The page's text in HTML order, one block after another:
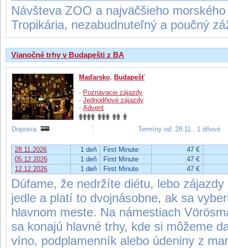
Návšteva ZOO a najväčšieho
Tropikária, nezabudnuteľný a poučný
Vianočné trhy v Budapešti z BA
Maďarsko, Budapešť
- Poznávacie zájazdy
- Jednodňové zájazdy
- Advent
Doprava: Termíny od: 28.11., 1 dňové
28.11.2026 1 deň First Minute
47 €
05.12.2026
1 deň First Minute
47 €
12.12.2026
1 deň First Minute 47 €
Dúfame, že nedržíte diétu, lebo
jedle a platí to dvojnásobne, ak sa
hlavnom meste. Na námestiach
sa konajú hlavné trhy, kde si môžeme
víno, podplamenník alebo údeniny z